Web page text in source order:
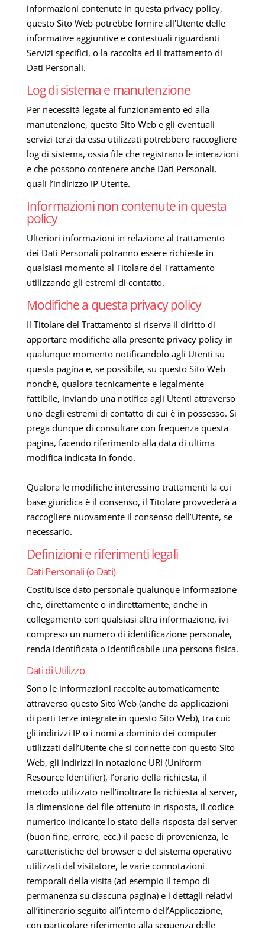
informazioni contenute in questa privacy policy,
questo Sito Web potrebbe fornire all'Utente delle
informative aggiuntive e contestuali riguardanti
Servizi specifici, o la raccolta ed il trattamento di
Dati Personali.
Log di sistema e manutenzione
Per necessità legate al funzionamento ed alla
manutenzione, questo Sito Web e gli eventuali
servizi terzi da essa utilizzati potrebbero raccogliere
log di sistema, ossia file che registrano le interazioni
e che possono contenere anche Dati Personali,
quali l’indirizzo IP Utente.
Informazioni non contenute in questa
policy
Ulteriori informazioni in relazione al trattamento
dei Dati Personali potranno essere richieste in
qualsiasi momento al Titolare del Trattamento
utilizzando gli estremi di contatto.
Modifiche a questa privacy policy
Il Titolare del Trattamento si riserva il diritto di
apportare modifiche alla presente privacy policy in
qualunque momento notificandolo agli Utenti su
questa pagina e, se possibile, su questo Sito Web
nonché, qualora tecnicamente e legalmente
fattibile, inviando una notifica agli Utenti attraverso
uno degli estremi di contatto di cui è in possesso. Si
prega dunque di consultare con frequenza questa
pagina, facendo riferimento alla data di ultima
modifica indicata in fondo.
Qualora le modifiche interessino trattamenti la cui
base giuridica è il consenso, il Titolare provvederà a
raccogliere nuovamente il consenso dell’Utente, se
necessario.
Definizioni e riferimenti legali
Dati Personali (o Dati)
Costituisce dato personale qualunque informazione
che, direttamente o indirettamente, anche in
collegamento con qualsiasi altra informazione, ivi
compreso un numero di identificazione personale,
renda identificata o identificabile una persona fisica.
Dati di Utilizzo
Sono le informazioni raccolte automaticamente
attraverso questo Sito Web (anche da applicazioni
di parti terze integrate in questo Sito Web), tra cui:
gli indirizzi IP o i nomi a dominio dei computer
utilizzati dall’Utente che si connette con questo Sito
Web, gli indirizzi in notazione URI (Uniform
Resource Identifier), l’orario della richiesta, il
metodo utilizzato nell’inoltrare la richiesta al server,
la dimensione del file ottenuto in risposta, il codice
numerico indicante lo stato della risposta dal server
(buon fine, errore, ecc.) il paese di provenienza, le
caratteristiche del browser e del sistema operativo
utilizzati dal visitatore, le varie connotazioni
temporali della visita (ad esempio il tempo di
permanenza su ciascuna pagina) e i dettagli relativi
all’itinerario seguito all’interno dell’Applicazione,
con particolare riferimento alla sequenza delle